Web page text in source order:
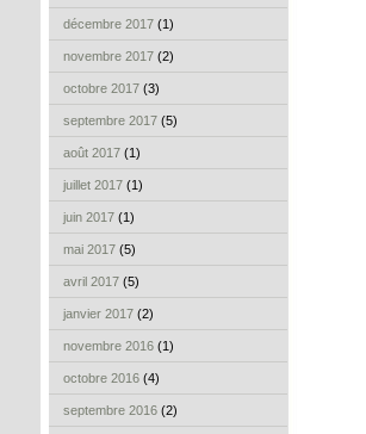
décembre 2017 (1)
novembre 2017 (2)
octobre 2017 (3)
septembre 2017 (5)
août 2017 (1)
juillet 2017 (1)
juin 2017 (1)
mai 2017 (5)
avril 2017 (5)
janvier 2017 (2)
novembre 2016 (1)
octobre 2016 (4)
septembre 2016 (2)